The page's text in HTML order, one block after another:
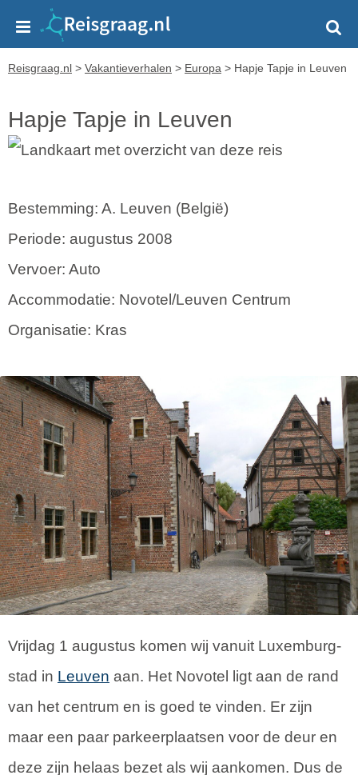
Reisgraag.nl > Vakantieverhalen > Europa > Hapje Tapje in Leuven
Hapje Tapje in Leuven
Bestemming: A. Leuven (België)
Periode: augustus 2008
Vervoer: Auto
Accommodatie: Novotel/Leuven Centrum
Organisatie: Kras
Vrijdag 1 augustus komen wij vanuit Luxemburg-
stad in Leuven aan. Het Novotel ligt aan de rand
van het centrum en is goed te vinden. Er zijn
maar een paar parkeerplaatsen voor de deur en
deze zijn helaas bezet als wij aankomen. Dus de